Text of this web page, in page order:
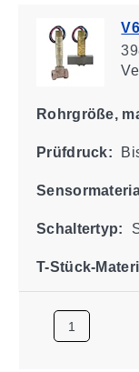
Rohrgröße,
Prüfdruck:
Schaltertyp:
T-Stück-